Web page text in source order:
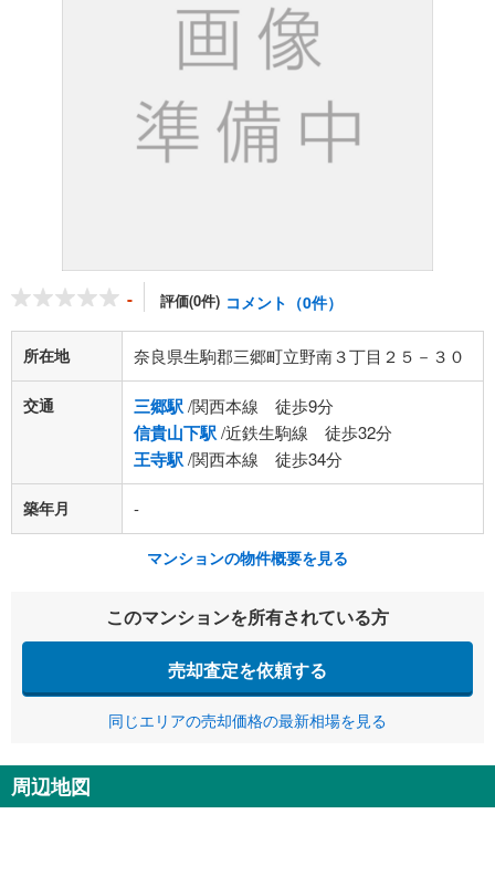
- 評価(0件) コメント（0件）
所在地 奈良県生駒郡三郷町立野南３丁目２５－３０
交通 三郷駅/関西本線 徒歩9分
信貴山下駅/近鉄生駒線 徒歩32分
王寺駅/関西本線 徒歩34分
築年月 -
マンションの物件概要を見る
このマンションを所有されている方
売却査定を依頼する
同じエリアの売却価格の最新相場を見る
周辺地図